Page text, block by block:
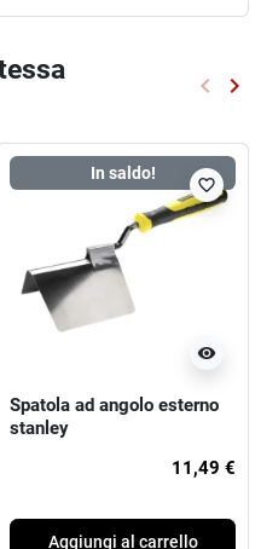
keyboard_arrow_left keyboard_arrow_right
In saldo!
visibility
favorite_border
Spatola ad angolo esterno
stanley
11,49 €
Aggiungi al carrello